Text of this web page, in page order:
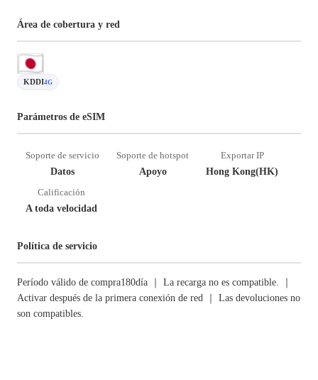
Área de cobertura y red
KDDI4G
Parámetros de eSIM
Soporte de servicio
Datos
Soporte de hotspot
Apoyo
Exportar IP
Hong Kong(HK)
Calificación
A toda velocidad
Política de servicio
Período válido de compra180día ｜ La recarga no es compatible. ｜
Activar después de la primera conexión de red ｜ Las devoluciones no
son compatibles.